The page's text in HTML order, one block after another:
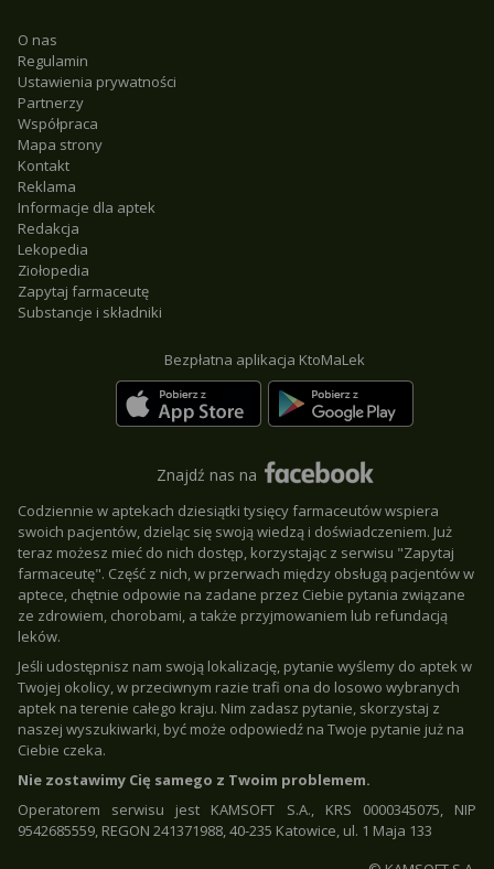
O nas
Regulamin
Ustawienia prywatności
Partnerzy
Współpraca
Mapa strony
Kontakt
Reklama
Informacje dla aptek
Redakcja
Lekopedia
Ziołopedia
Zapytaj farmaceutę
Substancje i składniki
Bezpłatna aplikacja KtoMaLek
Znajdź nas na
Codziennie w aptekach dziesiątki tysięcy farmaceutów wspiera
swoich pacjentów, dzieląc się swoją wiedzą i doświadczeniem. Już
teraz możesz mieć do nich dostęp, korzystając z serwisu "Zapytaj
farmaceutę". Część z nich, w przerwach między obsługą pacjentów w
aptece, chętnie odpowie na zadane przez Ciebie pytania związane
ze zdrowiem, chorobami, a także przyjmowaniem lub refundacją
leków.
Jeśli udostępnisz nam swoją lokalizację, pytanie wyślemy do aptek w
Twojej okolicy, w przeciwnym razie trafi ona do losowo wybranych
aptek na terenie całego kraju. Nim zadasz pytanie, skorzystaj z
naszej wyszukiwarki, być może odpowiedź na Twoje pytanie już na
Ciebie czeka.
Nie zostawimy Cię samego z Twoim problemem.
Operatorem serwisu jest KAMSOFT S.A., KRS 0000345075, NIP
9542685559, REGON 241371988, 40-235 Katowice, ul. 1 Maja 133